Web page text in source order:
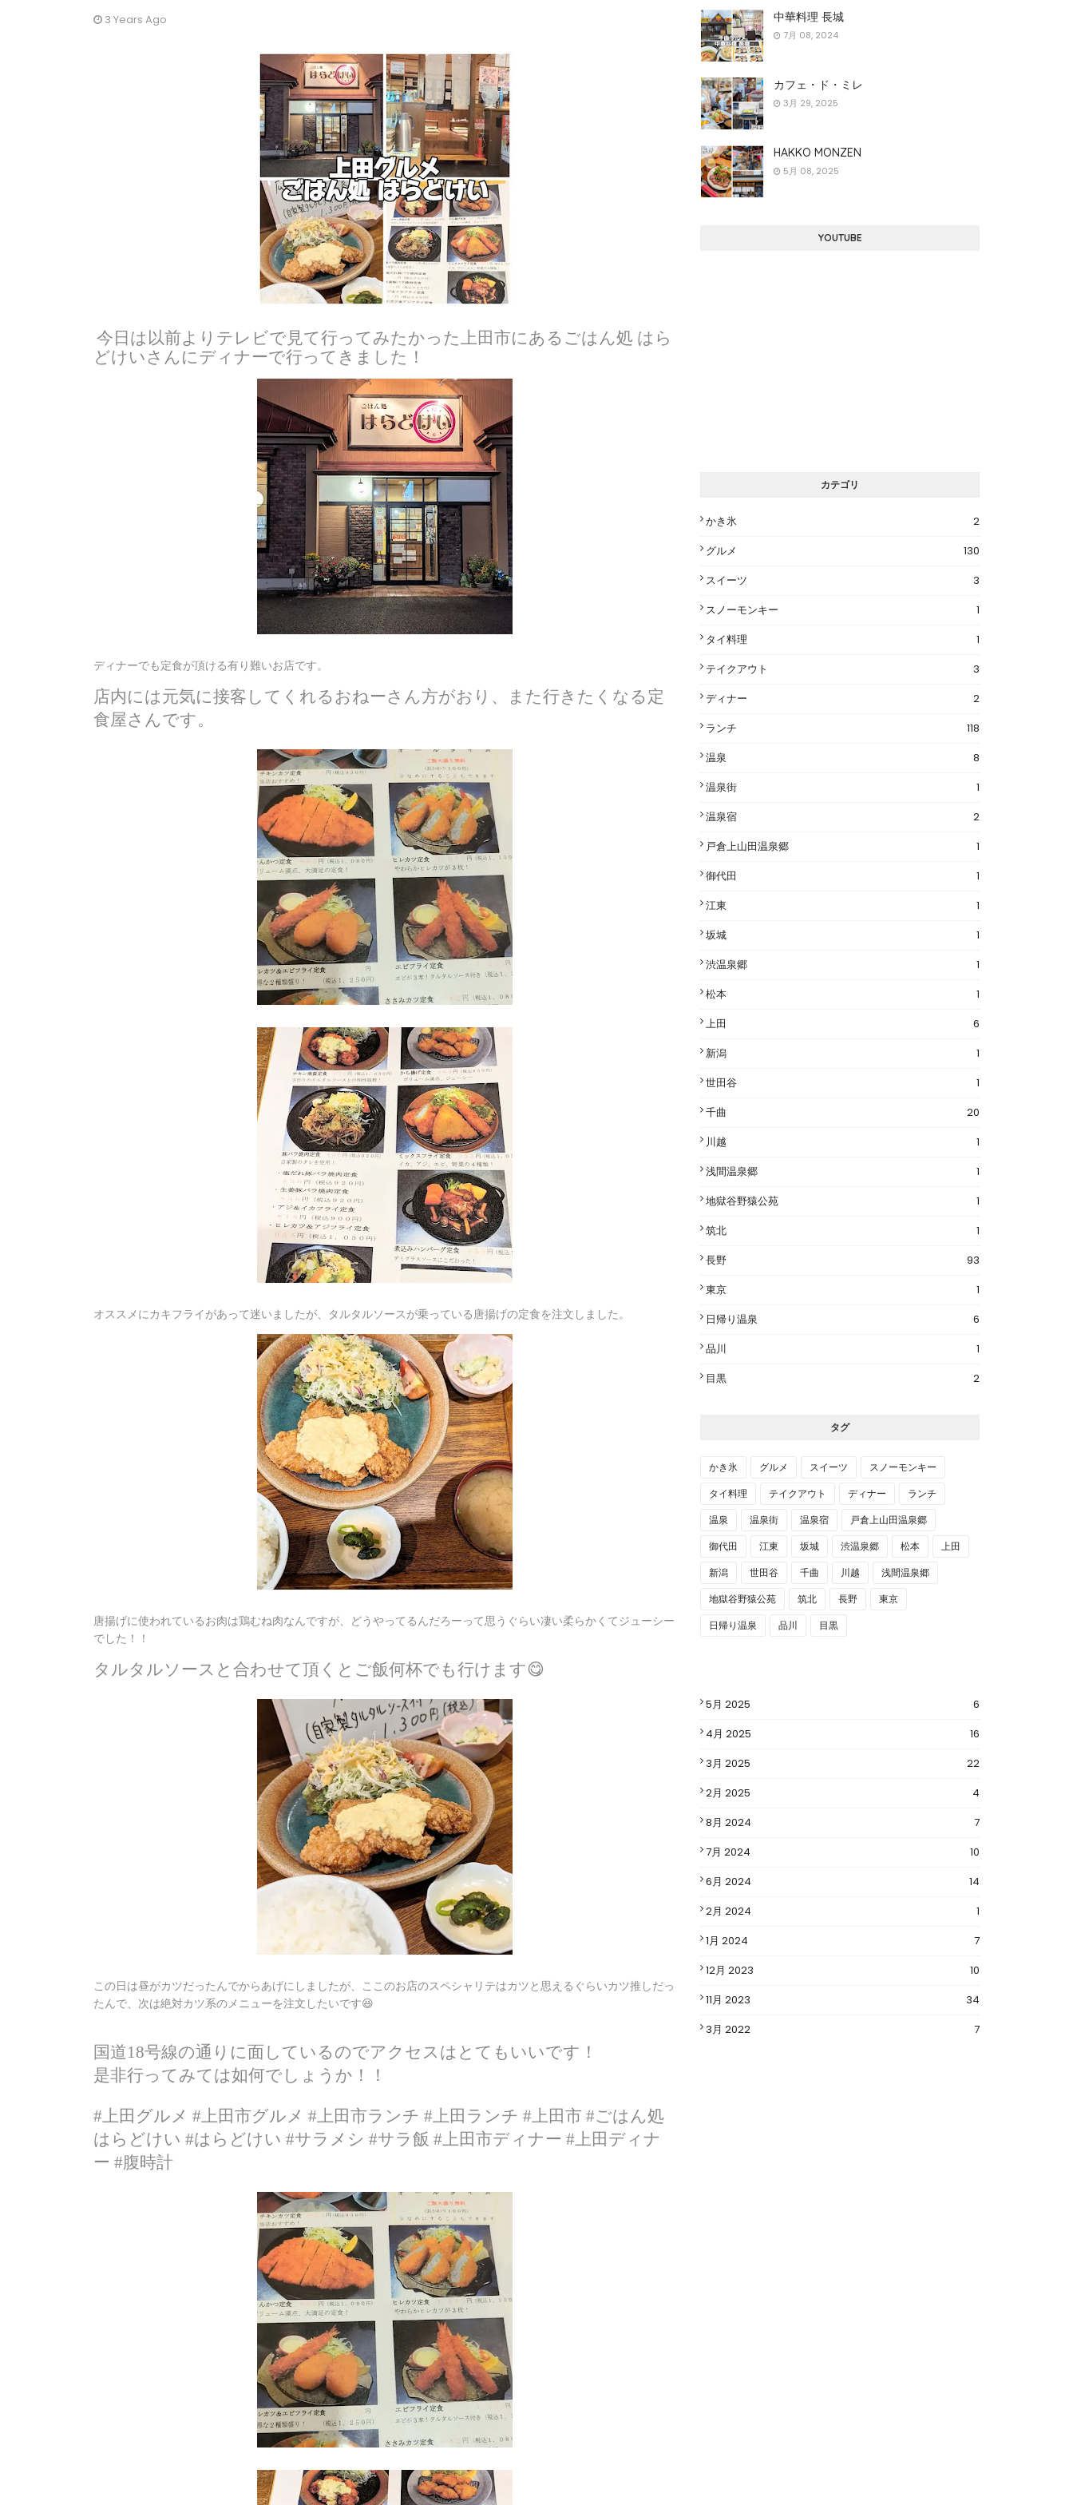
3 Years Ago
今日は以前よりテレビで見て行ってみたかった上田市にあるごはん処 はら
どけいさんにディナーで行ってきました！
ディナーでも定食が頂ける有り難いお店です。
店内には元気に接客してくれるおねーさん方がおり、また行きたくなる定
食屋さんです。
オススメにカキフライがあって迷いましたが、タルタルソースが乗っている唐揚げの定食を注文しました。
唐揚げに使われているお肉は鶏むね肉なんですが、どうやってるんだろーって思うぐらい凄い柔らかくてジューシー
でした！！
タルタルソースと合わせて頂くとご飯何杯でも行けます😋
この日は昼がカツだったんでからあげにしましたが、ここのお店のスペシャリテはカツと思えるぐらいカツ推しだっ
たんで、次は絶対カツ系のメニューを注文したいです😆
国道18号線の通りに面しているのでアクセスはとてもいいです！
是非行ってみては如何でしょうか！！
#上田グルメ #上田市グルメ #上田市ランチ #上田ランチ #上田市 #ごはん処
はらどけい #はらどけい #サラメシ #サラ飯 #上田市ディナー #上田ディナ
ー #腹時計
中華料理 長城
7月 08, 2024
カフェ・ド・ミレ
3月 29, 2025
HAKKO MONZEN
5月 08, 2025
YOUTUBE
カテゴリ
かき氷
2
グルメ
130
スイーツ
3
スノーモンキー
1
タイ料理
1
テイクアウト
3
ディナー
2
ランチ
118
温泉
8
温泉街
1
温泉宿
2
戸倉上山田温泉郷
1
御代田
1
江東
1
坂城
1
渋温泉郷
1
松本
1
上田
6
新潟
1
世田谷
1
千曲
20
川越
1
浅間温泉郷
1
地獄谷野猿公苑
1
筑北
1
長野
93
東京
1
日帰り温泉
6
品川
1
目黒
2
タグ
かき氷 グルメ スイーツ
スノーモンキー
タイ料理
テイクアウト ディナー
ランチ
温泉
温泉街 温泉宿
戸倉上山田温泉郷
御代田
江東 坂城 渋温泉郷 松本
上田
新潟
世田谷 千曲 川越
浅間温泉郷
地獄谷野猿公苑
筑北 長野
東京
日帰り温泉
品川 目黒
5月 2025
6
4月 2025
16
3月 2025
22
2月 2025
4
8月 2024
7
7月 2024
10
6月 2024
14
2月 2024
1
1月 2024
7
12月 2023
10
11月 2023
34
3月 2022
7